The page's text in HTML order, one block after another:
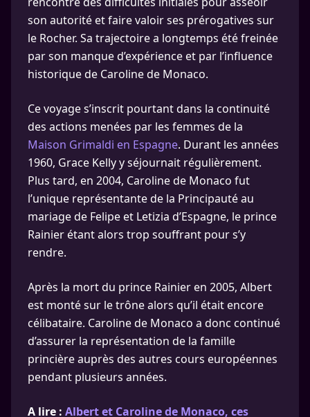
son autorité et faire valoir ses prérogatives sur
le Rocher. Sa trajectoire a longtemps été freinée
par son manque d’expérience et par l’influence
historique de Caroline de Monaco.
Ce voyage s’inscrit pourtant dans la continuité
des actions menées par les femmes de la
Maison Grimaldi en Espagne. Durant les années
1960, Grace Kelly y séjournait régulièrement.
Plus tard, en 2004, Caroline de Monaco fut
l’unique représentante de la Principauté au
mariage de Felipe et Letizia d’Espagne, le prince
Rainier étant alors trop souffrant pour s’y
rendre.
Après la mort du prince Rainier en 2005, Albert
est monté sur le trône alors qu’il était encore
célibataire. Caroline de Monaco a donc continué
d’assurer la représentation de la famille
princière auprès des autres cours européennes
pendant plusieurs années.
A lire : Albert et Caroline de Monaco, ces